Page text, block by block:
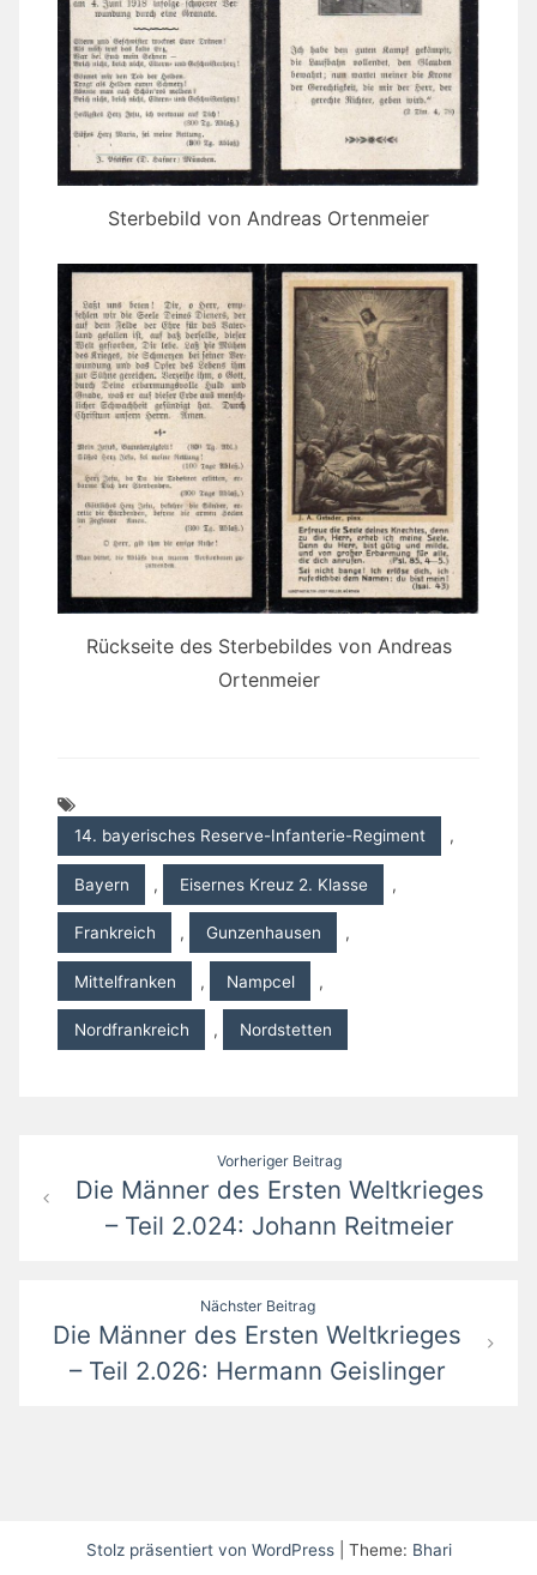
Sterbebild von Andreas Ortenmeier
Rückseite des Sterbebildes von Andreas
Ortenmeier
14. bayerisches Reserve-Infanterie-Regiment ,
Bayern , Eisernes Kreuz 2. Klasse ,
Frankreich , Gunzenhausen ,
Mittelfranken , Nampcel ,
Nordfrankreich , Nordstetten
Beitragsnavigation
Vorheriger Beitrag
Die Männer des Ersten Weltkrieges
– Teil 2.024: Johann Reitmeier
Nächster Beitrag
Die Männer des Ersten Weltkrieges
– Teil 2.026: Hermann Geislinger
Stolz präsentiert von WordPress Theme: Bhari